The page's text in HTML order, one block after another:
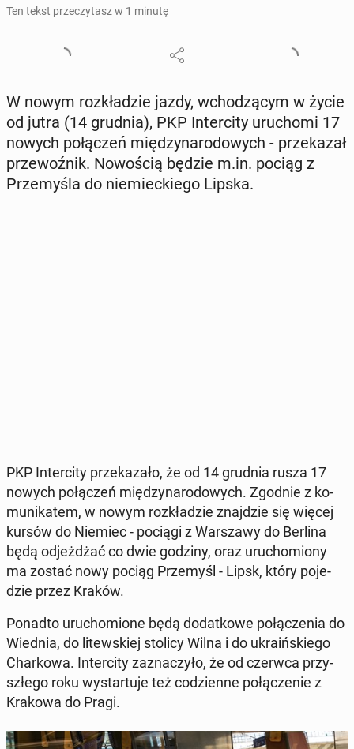
Ten tekst przeczytasz w 1 minutę
W nowym roz­kła­dzie jazdy, wcho­dzą­cym w życie
od jutra (14 grudnia), PKP In­ter­ci­ty uru­cho­mi 17
nowych po­łą­czeń mię­dzy­na­ro­do­wych - prze­ka­zał
prze­woź­nik. No­wo­ścią będzie m.in. pociąg z
Prze­my­śla do nie­miec­kie­go Lipska.
PKP In­ter­ci­ty prze­ka­za­ło, że od 14 grudnia rusza 17
nowych po­łą­czeń mię­dzy­na­ro­do­wych. Zgodnie z ko­
mu­ni­ka­tem, w nowym roz­kła­dzie znaj­dzie się więcej
kursów do Niemiec - pociągi z War­sza­wy do Berlina
będą od­jeż­dżać co dwie godziny, oraz uru­cho­mio­ny
ma zostać nowy pociąg Prze­myśl - Lipsk, który po­je­
dzie przez Kraków.
Ponadto uru­cho­mio­ne będą do­dat­ko­we po­łą­cze­nia do
Wiednia, do li­tew­skiej stolicy Wilna i do ukra­iń­skie­go
Char­ko­wa. In­ter­ci­ty za­zna­czy­ło, że od czerwca przy­
szłe­go roku wy­star­tu­je też co­dzien­ne po­łą­cze­nie z
Krakowa do Pragi.